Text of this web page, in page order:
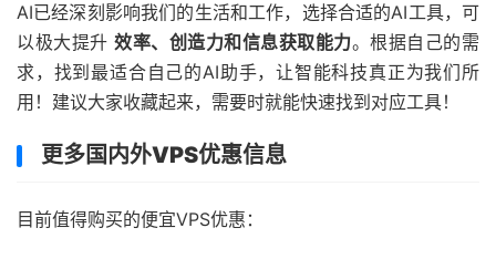
AI已经深刻影响我们的生活和工作，选择合适的AI工具，可
以极大提升效率、创造力和信息获取能力。根据自己的需
求，找到最适合自己的AI助手，让智能科技真正为我们所
用！建议大家收藏起来，需要时就能快速找到对应工具！
更多国内外VPS优惠信息
目前值得购买的便宜VPS优惠：